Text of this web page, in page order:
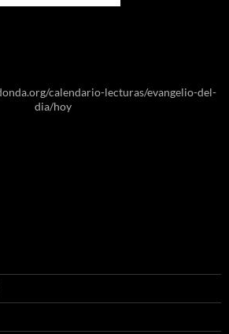
calendario-lecturas/evangelio-del-
dia/hoy